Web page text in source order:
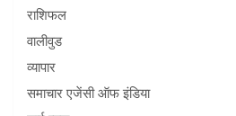
राशिफल
वालीवुड
व्यापार
समाचार एजेंसी ऑफ इंडिया